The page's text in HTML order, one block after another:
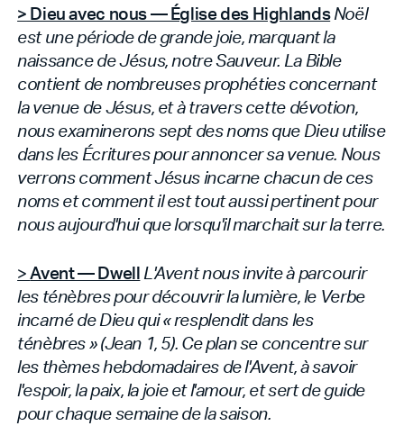
> Dieu avec nous — Église des HighlandsNoël
est une période de grande joie, marquant la
naissance de Jésus, notre Sauveur. La Bible
contient de nombreuses prophéties concernant
la venue de Jésus, et à travers cette dévotion,
nous examinerons sept des noms que Dieu utilise
dans les Écritures pour annoncer sa venue. Nous
verrons comment Jésus incarne chacun de ces
noms et comment il est tout aussi pertinent pour
nous aujourd'hui que lorsqu'il marchait sur la terre.
>Avent — Dwell L'Avent nous invite à parcourir
les ténèbres pour découvrir la lumière, le Verbe
incarné de Dieu qui « resplendit dans les
ténèbres » (Jean 1, 5). Ce plan se concentre sur
les thèmes hebdomadaires de l'Avent, à savoir
l'espoir, la paix, la joie et l'amour, et sert de guide
pour chaque semaine de la saison.